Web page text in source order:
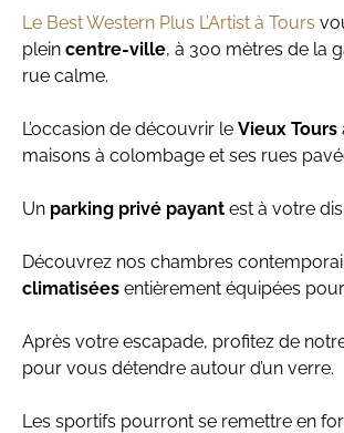
Le Best Western Plus L’Artist à Tours
plein centre-ville, à 300 mètres de la
rue calme.
L’occasion de découvrir le Vieux Tours
maisons à colombage et ses rues
Un parking privé payant est à votre
Découvrez nos chambres
climatisées entièrement équipées
Après votre escapade, profitez de
pour vous détendre autour d’un verre.
Les sportifs pourront se remettre en